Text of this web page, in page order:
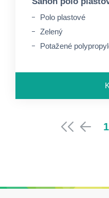
Polo plastové
Zelený
Potažené
1